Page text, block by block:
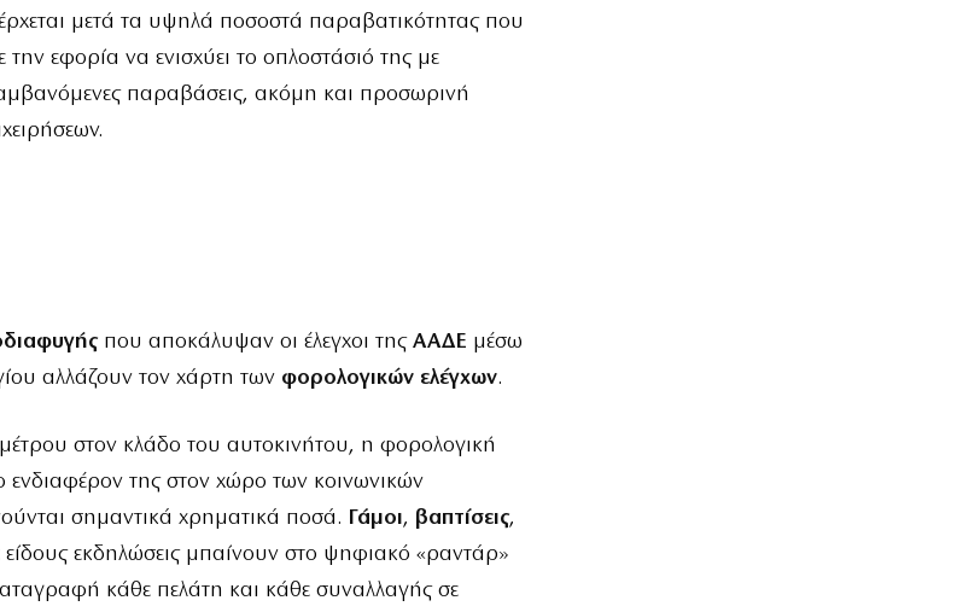
μετά τα υψηλά ποσοστά παραβατικότητας που
την εφορία να ενισχύει το οπλοστάσιό της με
παραβάσεις, ακόμη και προσωρινή
που αποκάλυψαν οι έλεγχοι της ΑΑΔΕ μέσω
αλλάζουν τον χάρτη των φορολογικών ελέγχων.
στον κλάδο του αυτοκινήτου, η φορολογική
ενδιαφέρον της στον χώρο των κοινωνικών
σημαντικά χρηματικά ποσά. Γάμοι, βαπτίσεις,
είδους εκδηλώσεις μπαίνουν στο ψηφιακό «ραντάρ»
κάθε πελάτη και κάθε συναλλαγής σε